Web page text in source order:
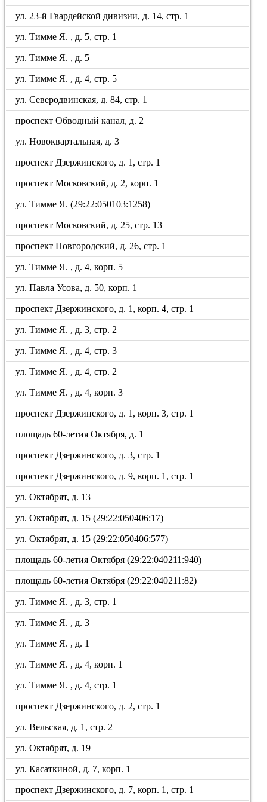
ул. 23-й Гвардейской дивизии, д. 14, стр. 1
ул. Тимме Я. , д. 5, стр. 1
ул. Тимме Я. , д. 5
ул. Тимме Я. , д. 4, стр. 5
ул. Северодвинская, д. 84, стр. 1
проспект Обводный канал, д. 2
ул. Новоквартальная, д. 3
проспект Дзержинского, д. 1, стр. 1
проспект Московский, д. 2, корп. 1
ул. Тимме Я. (29:22:050103:1258)
проспект Московский, д. 25, стр. 13
проспект Новгородский, д. 26, стр. 1
ул. Тимме Я. , д. 4, корп. 5
ул. Павла Усова, д. 50, корп. 1
проспект Дзержинского, д. 1, корп. 4, стр. 1
ул. Тимме Я. , д. 3, стр. 2
ул. Тимме Я. , д. 4, стр. 3
ул. Тимме Я. , д. 4, стр. 2
ул. Тимме Я. , д. 4, корп. 3
проспект Дзержинского, д. 1, корп. 3, стр. 1
площадь 60-летия Октября, д. 1
проспект Дзержинского, д. 3, стр. 1
проспект Дзержинского, д. 9, корп. 1, стр. 1
ул. Октябрят, д. 13
ул. Октябрят, д. 15 (29:22:050406:17)
ул. Октябрят, д. 15 (29:22:050406:577)
площадь 60-летия Октября (29:22:040211:940)
площадь 60-летия Октября (29:22:040211:82)
ул. Тимме Я. , д. 3, стр. 1
ул. Тимме Я. , д. 3
ул. Тимме Я. , д. 1
ул. Тимме Я. , д. 4, корп. 1
ул. Тимме Я. , д. 4, стр. 1
проспект Дзержинского, д. 2, стр. 1
ул. Вельская, д. 1, стр. 2
ул. Октябрят, д. 19
ул. Касаткиной, д. 7, корп. 1
проспект Дзержинского, д. 7, корп. 1, стр. 1